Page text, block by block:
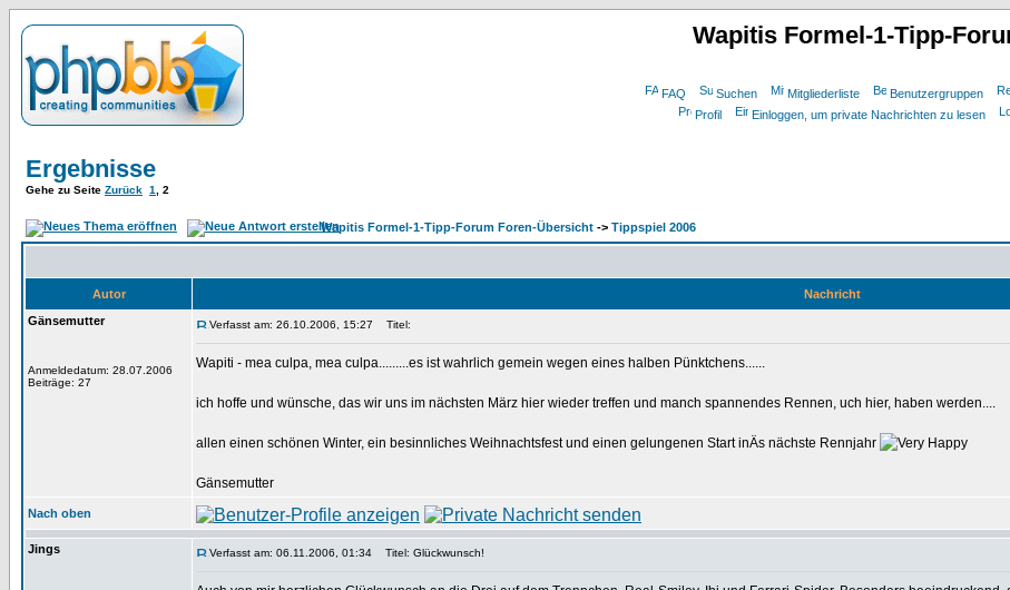
Wapitis Formel-1-Tipp-
FAQ Suchen Mitgliederliste Benutzergruppen
Profil
Einloggen, um private Nachrichten zu lesen
Ergebnisse
Gehe zu Seite Zurück 1 2
Wapitis Formel-1-Tipp-Forum Foren-Übersicht -> Tippspiel 2006
Autor
Nachricht
Gänsemutter
Anmeldedatum: 28.07.2006
Beiträge: 27
Verfasst am: 26.10.2006, 15:27 Titel:
Wapiti - mea culpa, mea culpa.........es ist wahrlich gemein wegen eines halben Pünktchens......
ich hoffe und wünsche, das wir uns im nächsten März hier wieder treffen und manch spannendes Rennen, uch hier, haben werden....
allen einen schönen Winter, ein besinnliches Weihnachtsfest und einen gelungenen Start inÄs nächste Rennjahr
Gänsemutter
Nach oben
Jings Verfasst am: 06.11.2006, 01:34 Titel: Glückwunsch!